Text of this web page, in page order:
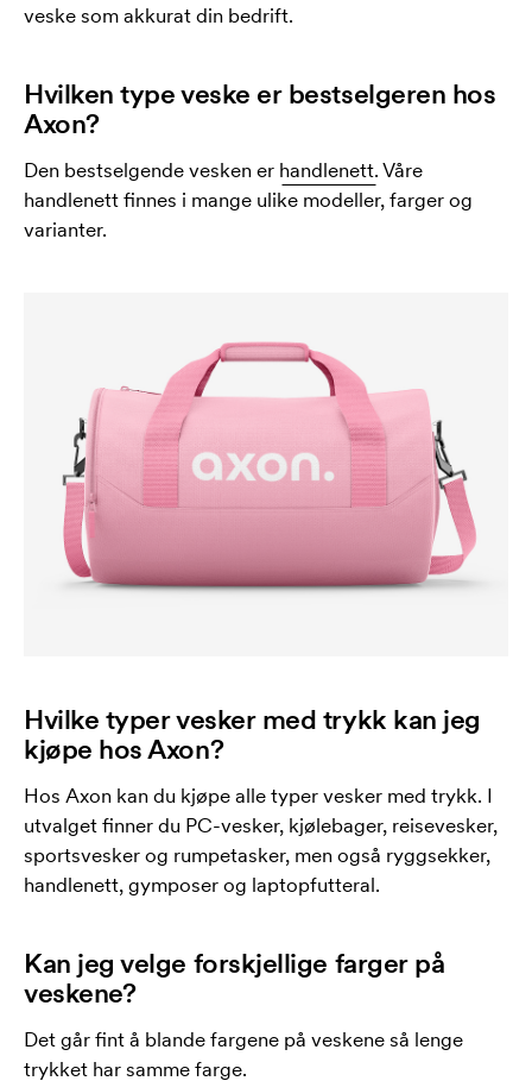
veske som akkurat din bedrift.
Hvilken type veske er bestselgeren hos
Axon?
Den bestselgende vesken er handlenett.Våre
handlenett finnes i mange ulike modeller, farger og
varianter.
Hvilke typer vesker med trykk kan jeg
kjøpe hos Axon?
Hos Axon kan du kjøpe alle typer vesker med trykk. I
utvalget finner du PC-vesker, kjølebager, reisevesker,
sportsvesker og rumpetasker, men også ryggsekker,
handlenett, gymposer og laptopfutteral.
Kan jeg velge forskjellige farger på
veskene?
Det går fint å blande fargene på veskene så lenge
trykket har samme farge.